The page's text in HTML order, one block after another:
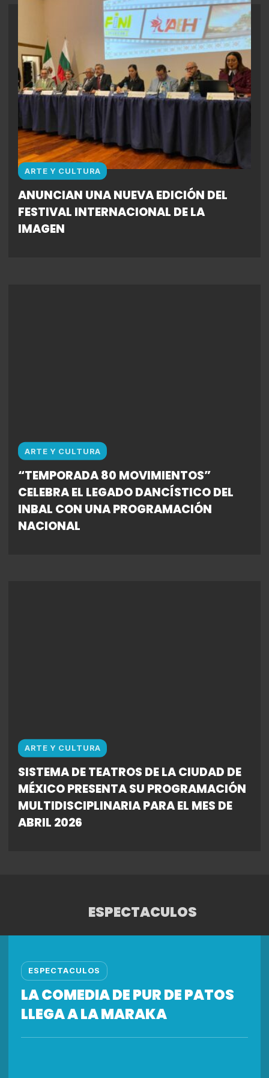
ARTE Y CULTURA
ANUNCIAN UNA NUEVA EDICIÓN DEL
FESTIVAL INTERNACIONAL DE LA
IMAGEN
ARTE Y CULTURA
“TEMPORADA 80 MOVIMIENTOS”
CELEBRA EL LEGADO DANCÍSTICO DEL
INBAL CON UNA PROGRAMACIÓN
NACIONAL
ARTE Y CULTURA
SISTEMA DE TEATROS DE LA CIUDAD DE
MÉXICO PRESENTA SU PROGRAMACIÓN
MULTIDISCIPLINARIA PARA EL MES DE
ABRIL 2026
ESPECTACULOS
ESPECTACULOS
LA COMEDIA DE PUR DE PATOS
LLEGA A LA MARAKA